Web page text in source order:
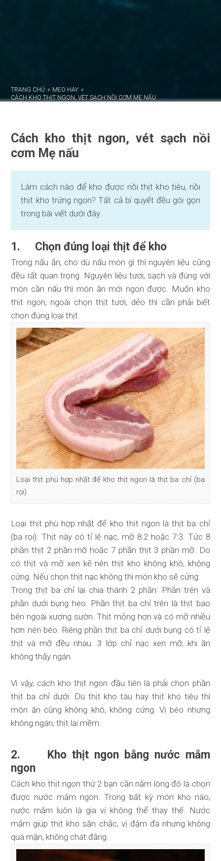
TRANG CHỦ » MẸO HAY »
CÁCH KHO THỊT NGON, VÉT SẠCH NỒI CƠM MẸ NẤU
Cách kho thịt ngon, vét sạch nồi
cơm Mẹ nấu
Làm cách nào để kho được nồi thịt kho tiêu, nồi
thịt kho trứng ngon? Tất cả bí quyết đều gói gọn
trong bài viết dưới đây.
1. Chọn đúng loại thịt để kho
Trong nấu ăn, cho dù nấu món gì thì nguyên liệu cũng
đều rất quan trọng. Nguyên liệu tươi, sạch và đúng với
món cần nấu thì món ăn mới ngon được. Muốn kho
thịt ngon, ngoài chọn thịt tươi, dẻo thì cần phải biết
chọn đúng loại thịt.
Loại thịt phù hợp nhất để kho thịt ngon là thịt ba chỉ (ba
rọi)
Loại thịt phù hợp nhất để kho thịt ngon là thịt ba chỉ
(ba rọi). Thịt này có tỉ lệ nạc, mỡ 8:2 hoặc 7:3. Tức 8
phần thịt 2 phần mỡ hoặc 7 phần thịt 3 phần mỡ. Do
có thịt và mỡ xen kẽ nên thịt kho không khô, không
cứng. Nếu chọn thịt nạc không thì món kho sẽ cứng.
Trong thịt ba chỉ lại chia thành 2 phần: Phần trên và
phần dưới bụng heo. Phần thịt ba chỉ trên là thịt bao
bên ngoài xương sườn. Thịt mỏng hơn và có mỡ nhiều
hơn nên béo. Riêng phần thịt ba chỉ dưới bụng có tỉ lệ
thịt và mỡ đều nhau. 3 lớp chỉ nạc xen mỡ, khi ăn
không thấy ngán.
Vì vậy, cách kho thịt ngon đầu tiên là phải chọn phần
thịt ba chỉ dưới. Dù thịt kho tàu hay thịt kho tiêu thì
món ăn cũng không khô, không cứng. Vị béo nhưng
không ngán, thịt lại mềm.
2. Kho thịt ngon bằng nước mắm
ngon
Cách kho thịt ngon thứ 2 bạn cần nằm lòng đó là chọn
được nước mắm ngon. Trong bất kỳ món kho nào,
nước mắm luôn là gia vị không thể thay thế. Nước
mắm giúp thịt kho săn chắc, vị đậm đà nhưng không
quá mặn, không chát đắng.